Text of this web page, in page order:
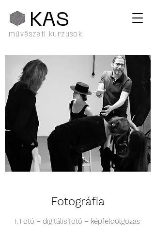
művészeti kurzusok
KAS
Fotográfia
I. Fotó – digitális fotó – képfeldolgozás